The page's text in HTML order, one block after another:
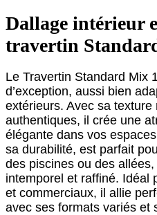
Dallage intérieur
travertin
Le Travertin Standard Mix
d’exception, aussi bien
extérieurs. Avec sa
authentiques, il crée une
élégante dans vos
sa durabilité, est parfait
des piscines ou des
intemporel et raffiné. Idéal
et commerciaux, il allie
avec ses formats variés et